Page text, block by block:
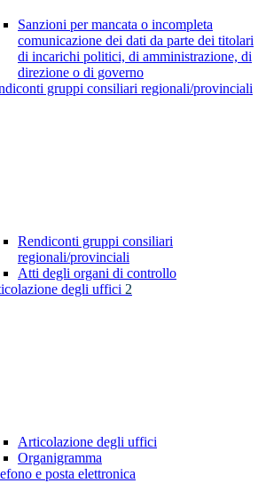
Sanzioni per mancata o incompleta
comunicazione dei dati da parte dei titolari
di incarichi politici, di amministrazione, di
direzione o di governo
gruppi consiliari regionali/provinciali
Rendiconti gruppi consiliari
regionali/provinciali
Atti degli organi di controllo
degli uffici 2
Articolazione degli uffici
Organigramma
e posta elettronica